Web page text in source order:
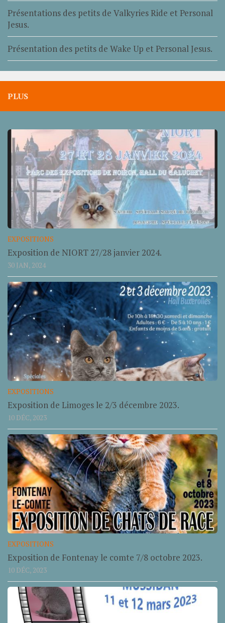
Présentations des petits de Valkyries Ride et Personal
Jesus.
Présentation des petits de Wake Up et Personal Jesus.
PLUS
EXPOSITIONS
Exposition de NIORT 27/28 janvier 2024.
30 JAN, 2024
EXPOSITIONS
Exposition de Limoges le 2/3 décembre 2023.
10 DÉC, 2023
EXPOSITIONS
Exposition de Fontenay le comte 7/8 octobre 2023.
10 DÉC, 2023